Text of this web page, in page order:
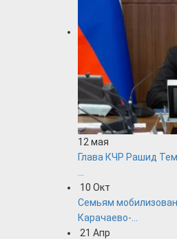
12 мая
Глава КЧР Рашид
10 Окт
Семьям
Карачаево-...
21 Апр